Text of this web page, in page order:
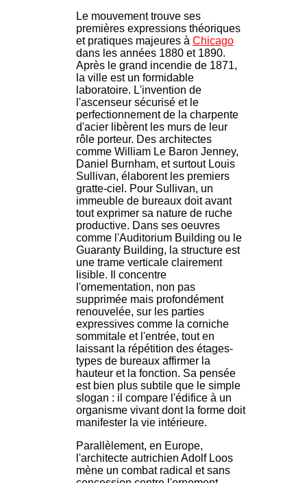
Le mouvement trouve ses
premières expressions théoriques
et pratiques majeures à Chicago
dans les années 1880 et 1890.
Après le grand incendie de 1871,
la ville est un formidable
laboratoire. L'invention de
l'ascenseur sécurisé et le
perfectionnement de la charpente
d'acier libèrent les murs de leur
rôle porteur. Des architectes
comme William Le Baron Jenney,
Daniel Burnham, et surtout Louis
Sullivan, élaborent les premiers
gratte-ciel. Pour Sullivan, un
immeuble de bureaux doit avant
tout exprimer sa nature de ruche
productive. Dans ses oeuvres
comme l'Auditorium Building ou le
Guaranty Building, la structure est
une trame verticale clairement
lisible. Il concentre
l'ornementation, non pas
supprimée mais profondément
renouvelée, sur les parties
expressives comme la corniche
sommitale et l'entrée, tout en
laissant la répétition des étages-
types de bureaux affirmer la
hauteur et la fonction. Sa pensée
est bien plus subtile que le simple
slogan : il compare l'édifice à un
organisme vivant dont la forme doit
manifester la vie intérieure.
Parallèlement, en Europe,
l'architecte autrichien Adolf Loos
mène un combat radical et sans